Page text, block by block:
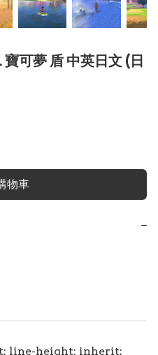
可夢 盾 中英日文 (日
物車
−
line-height: inherit;